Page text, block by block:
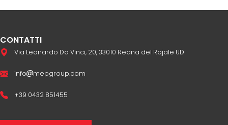
CONTATTI
Via Leonardo Da Vinci, 20, 33010 Reana del Rojale UD
info mepgroup.com
+39 0432 851455